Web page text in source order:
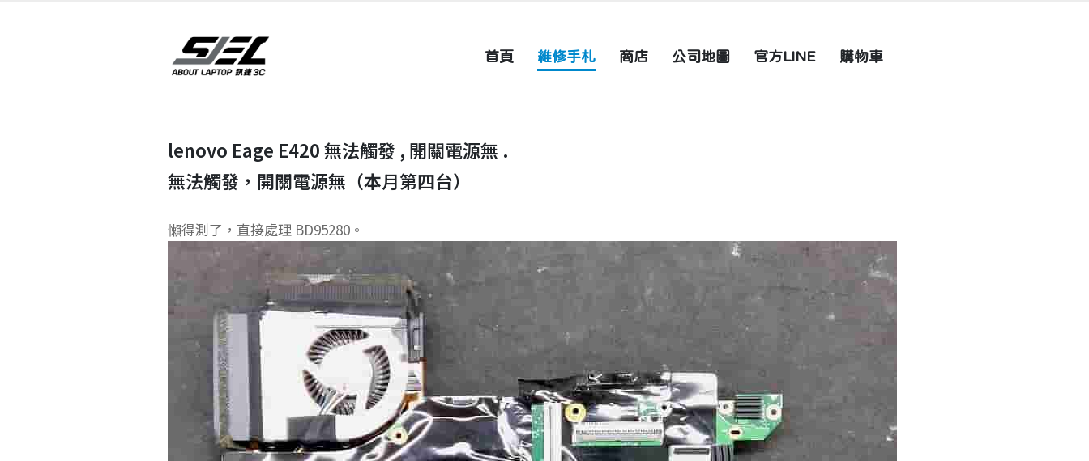
首頁 維修手札 商店 公司地圖 官方LINE 購物車
lenovo Eage E420 無法觸發 , 開關電源無 .
無法觸發，開關電源無（本月第四台）
懶得測了，直接處理 BD95280。